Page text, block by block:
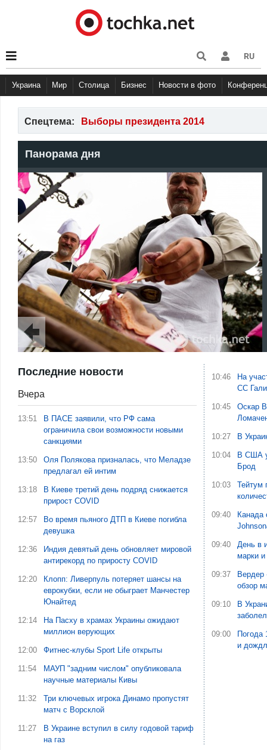
RU
Украина Мир Столица Бизнес Новости в фото
Спецтема: Выборы президента 2014
Панорама дня
Последние новости
Вчера
13:51
В ПАСЕ заявили, что РФ сама
ограничила свои возможности новыми
санкциями
13:50
Оля Полякова призналась, что Меладзе
предлагал ей интим
13:18
В Киеве третий день подряд снижается
прирост COVID
12:57
Во время пьяного ДТП в Киеве погибла
девушка
12:36
Индия девятый день обновляет мировой
антирекорд по приросту COVID
12:20
Клопп: Ливерпуль потеряет шансы на
еврокубки, если не обыграет Манчестер
Юнайтед
12:14
На Пасху в храмах Украины ожидают
миллион верующих
12:00 Фитнес-клубы Sport Life открыты
11:54
МАУП "задним числом" опубликовала
научные материалы Кивы
11:32
Три ключевых игрока Динамо пропустят
матч с Ворсклой
11:27
В Украине вступил в силу годовой тариф
на газ
10:46
На
СС
10:45
Оскар
10:27 В
10:04
В США
Брод
10:03
Тейтум
09:40
Канада
09:40
День в
марки и
09:37
Вердер
обзор
09:10
В
09:00
Погода
и